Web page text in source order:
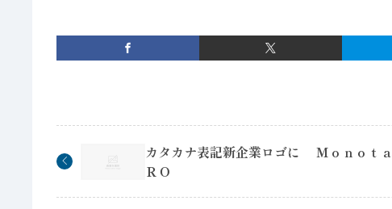
カタカナ表記新企業ロゴに Ｍｏｎｏｔａ
ＲＯ